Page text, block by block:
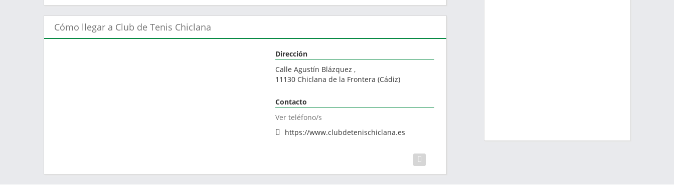
Cómo llegar a Club de Tenis Chiclana
Dirección
Calle Agustín Blázquez ,
11130 Chiclana de la Frontera (Cádiz)
Contacto
Ver teléfono/s
https://www.clubdetenischiclana.es